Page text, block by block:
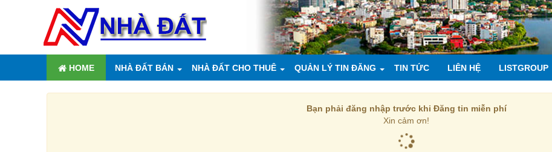
HOME NHÀ ĐẤT BÁN NHÀ ĐẤT CHO THUÊ QUẢN LÝ TIN ĐĂNG TIN TỨC LIÊN HỆ LISTGROUP
Bạn phải đăng nhập trước khi Đăng tin miễn phí
Xin cảm ơn!